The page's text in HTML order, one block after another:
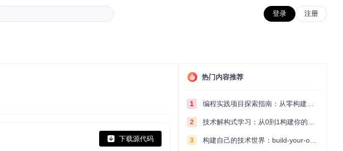
登录 注册
下载源代码
热门内容推荐
1 编程实践项目探索指南：从零构建技术能力体系
2 技术解构式学习：从0到1构建你的编程知识体系
3 构建自己的技术世界：build-your-own-x项目的实践探索指南